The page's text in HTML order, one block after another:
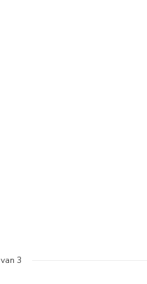
van 3